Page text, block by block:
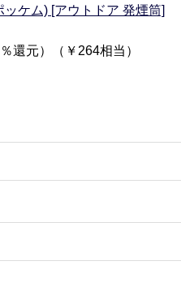
ケム) [アウトドア 発煙筒]
還元）（￥264相当）